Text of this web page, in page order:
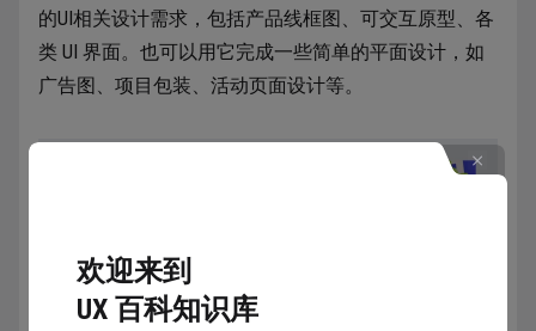
的UI相关设计需求，包括产品线框图、可交互原型、各
类 UI 界面。也可以用它完成一些简单的平面设计，如
广告图、项目包装、活动页面设计等。
欢迎来到
UX 百科知识库